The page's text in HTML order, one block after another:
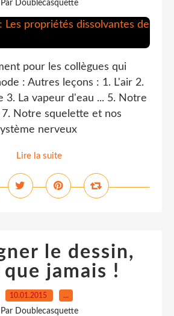
Par Doublecasquette
pour les collègues qui
: Autres leçons : 1. L'air 2.
3. La vapeur d'eau ... 5. Notre
7. Notre squelette et nos
nerveux
Lire la suite
le dessin,
que jamais !
10.01.2015 …
Par Doublecasquette